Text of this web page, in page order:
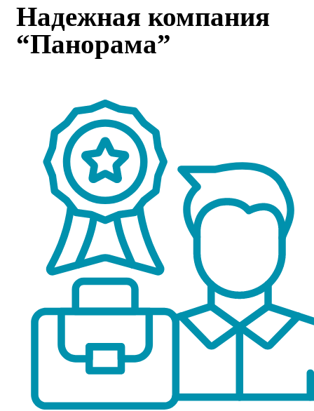
Надежная компания
“Панорама”